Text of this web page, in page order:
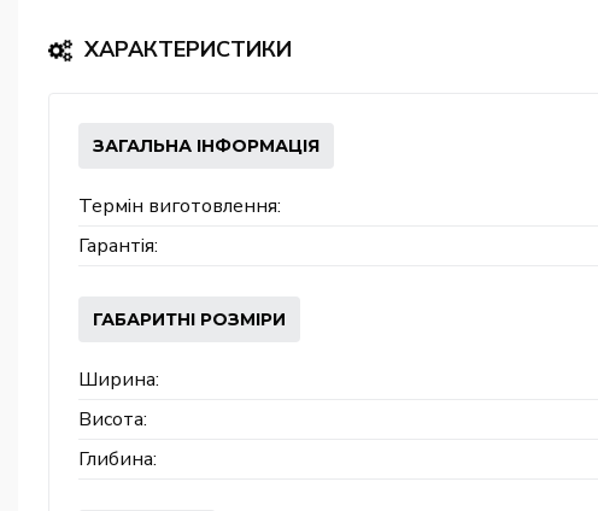
ХАРАКТЕРИСТИКИ
ЗАГАЛЬНА ІНФОРМАЦІЯ
Термін виготовлення:
Гарантія:
ГАБАРИТНІ РОЗМІРИ
Ширина:
Висота:
Глибина: